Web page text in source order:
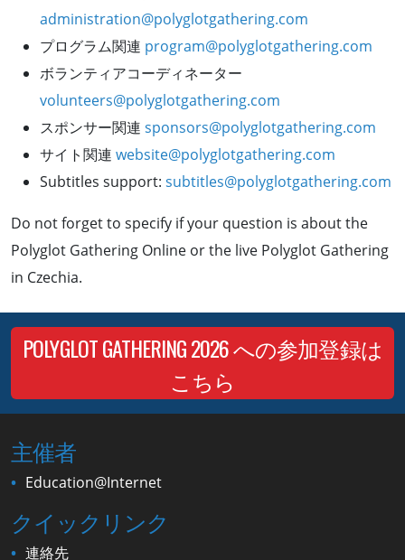
administration@polyglotgathering.com
プログラム関連 program@polyglotgathering.com
ボランティアコーディネーター
volunteers@polyglotgathering.com
スポンサー関連 sponsors@polyglotgathering.com
サイト関連 website@polyglotgathering.com
Subtitles support: subtitles@polyglotgathering.com
Do not forget to specify if your question is about the
Polyglot Gathering Online or the live Polyglot Gathering
in Czechia.
POLYGLOT GATHERING 2026 への参加登録は
こちら
主催者
Education@Internet
クイックリンク
連絡先